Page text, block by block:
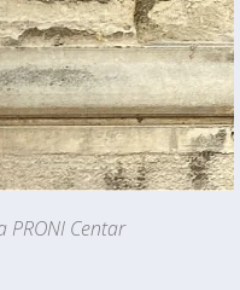
PRONI Centar